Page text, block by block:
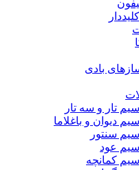
بادی
سیم تار و سه تار
سیم دیوان و باغلاما
سیم سنتور
سیم عود
سیم کمانچه